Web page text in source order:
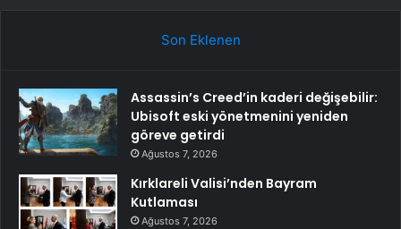
Son Eklenen
Assassin’s Creed’in kaderi değişebilir:
Ubisoft eski yönetmenini yeniden
göreve getirdi
Ağustos 7, 2026
Kırklareli Valisi’nden Bayram
Kutlaması
Ağustos 7, 2026